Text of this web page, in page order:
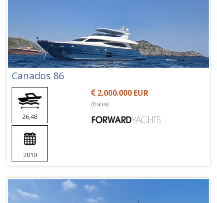
Canados 86
26,48
2010
2.000.000 EUR
(Italia)